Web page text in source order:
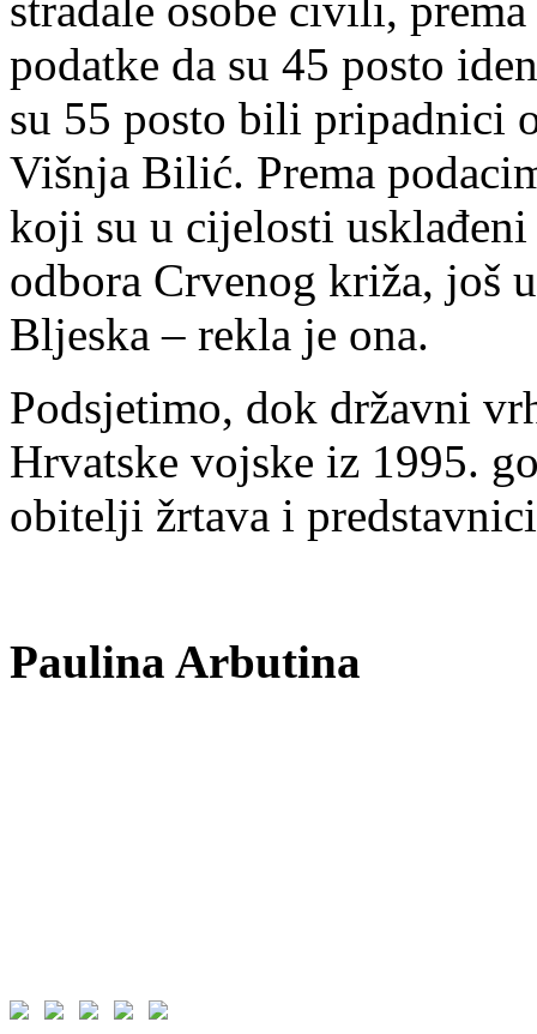
podatke da su 45 posto
su 55 posto bili pripadnici
Višnja Bilić. Prema
koji su u cijelosti
odbora Crvenog križa, još
Bljeska – rekla je ona.
Podsjetimo, dok državni
Hrvatske vojske iz 1995.
obitelji žrtava i
Paulina Arbutina